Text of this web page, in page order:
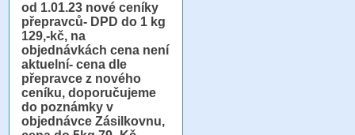
od 1.01.23 nové ceníky
přepravců- DPD do 1 kg
129,-kč, na
objednávkách cena není
aktuelní- cena dle
přepravce z nového
ceníku, doporučujeme
do poznámky v
objednávce Zásilkovnu,